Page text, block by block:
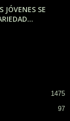
JÓVENES SE
1475
97